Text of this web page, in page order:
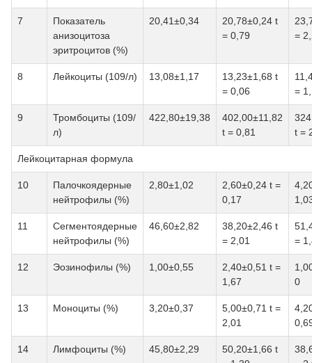
7
Показатель
анизоцитоза
эритроцитов (%)
20,41±0,34
20,78±0,24 t
= 0,79
=
8 Лейкоциты (109/л) 13,08±1,17
13,23±1,68 t
= 0,06
=
9
Тромбоциты (109/
л)
422,80±19,38
402,00±11,82
t = 0,81
t =
Лейкоцитарная формула
10
Палочкоядерные
нейтрофилы (%)
2,80±1,02
2,60±0,24 t =
0,17
11
Сегментоядерные
нейтрофилы (%)
46,60±2,82
38,20±2,46 t
= 2,01
=
12 Эозинофилы (%) 1,00±0,55
2,40±0,51 t =
1,67
0
13 Моноциты (%) 3,20±0,37
5,00±0,71 t =
2,01
14 Лимфоциты (%) 45,80±2,29
50,20±1,66 t